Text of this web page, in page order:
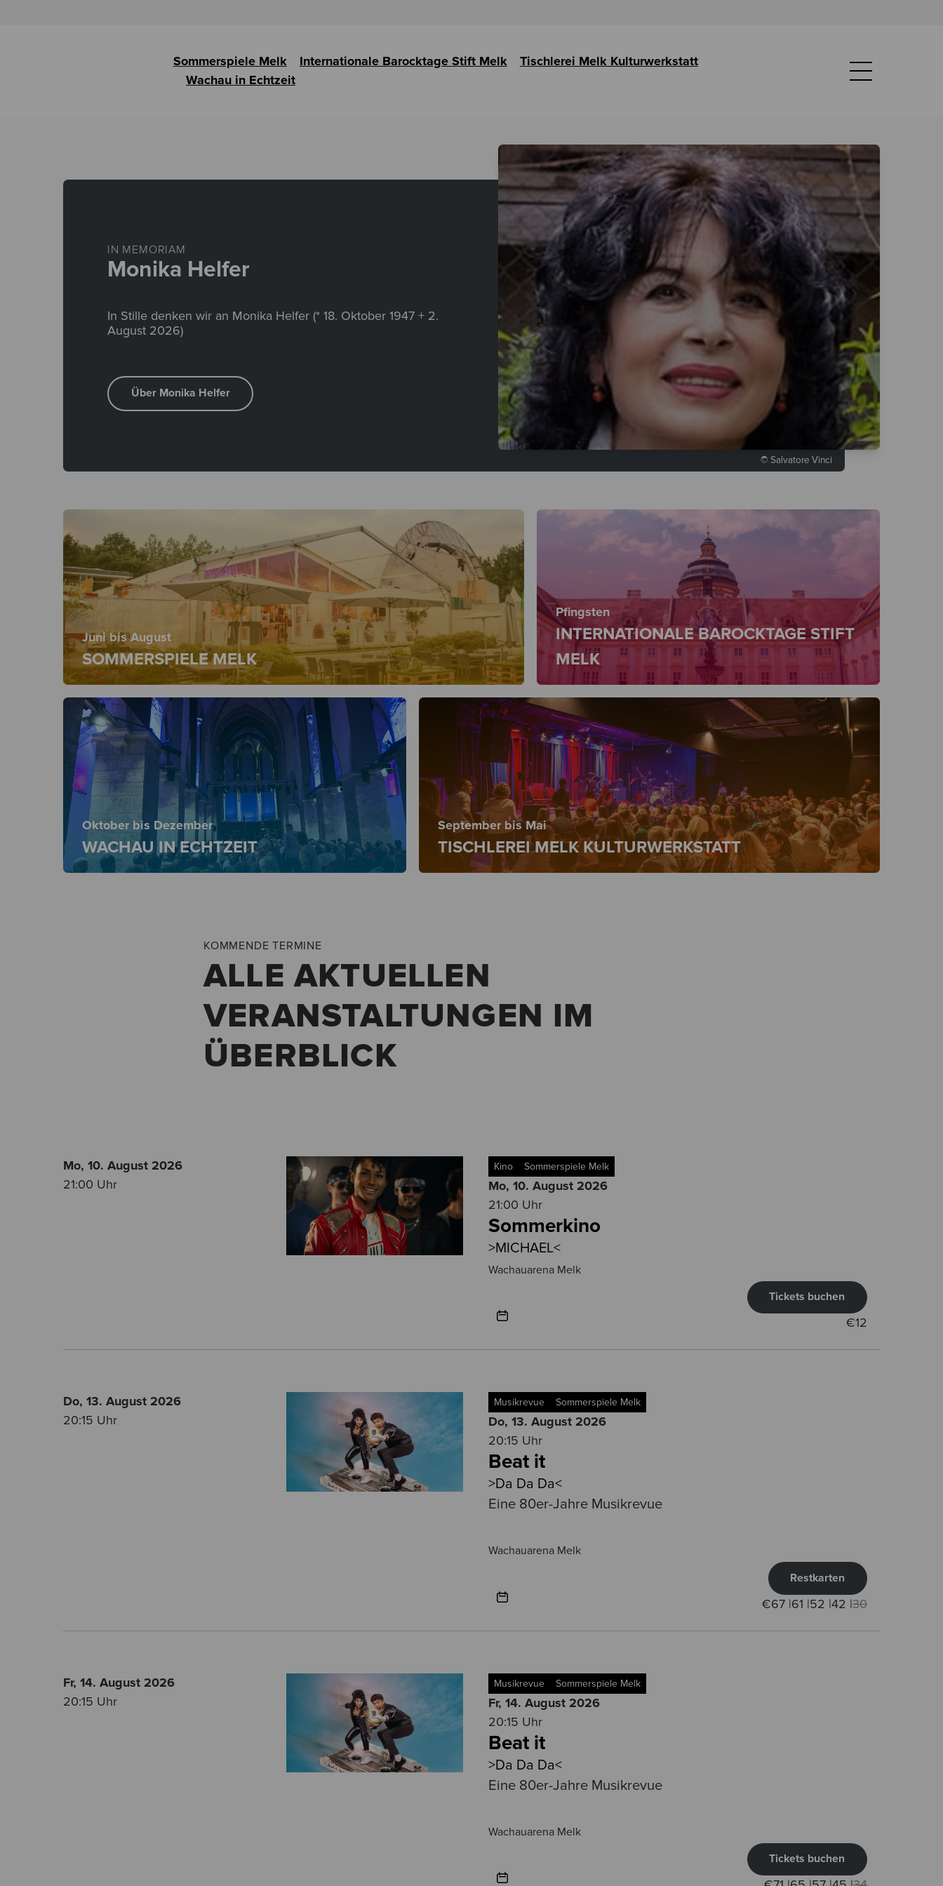
Sommerspiele Melk Internationale Barocktage Stift Melk
Tischlerei Melk Kulturwerkstatt
Wachau in Echtzeit
© Salvatore Vinci
IN MEMORIAM
Monika Helfer
In Stille denken wir an Monika Helfer (* 18. Oktober 1947 + 2.
August 2026)
Über Monika Helfer
Juni bis August
SOMMERSPIELE MELK
Pfingsten
INTERNATIONALE BAROCKTAGE STIFT
MELK
Oktober bis Dezember
WACHAU IN ECHTZEIT
September bis Mai
TISCHLEREI MELK KULTURWERKSTATT
KOMMENDE TERMINE
ALLE AKTUELLEN
VERANSTALTUNGEN IM
ÜBERBLICK
Mo, 10. August 2026
21:00 Uhr
Sommerspiele Melk
Kino
Mo, 10. August 2026
21:00 Uhr
Sommerkino
>MICHAEL<
Wachauarena Melk
Tickets buchen
€12
Do, 13. August 2026
20:15 Uhr
Sommerspiele Melk
Musikrevue
Do, 13. August 2026
20:15 Uhr
Beat it
>Da Da Da<
Eine 80er-Jahre Musikrevue
Wachauarena Melk
Restkarten
€67 |61 |52 |42 |30
Fr, 14. August 2026
20:15 Uhr
Sommerspiele Melk
Musikrevue
Fr, 14. August 2026
20:15 Uhr
Beat it
>Da Da Da<
Eine 80er-Jahre Musikrevue
Wachauarena Melk
Tickets buchen